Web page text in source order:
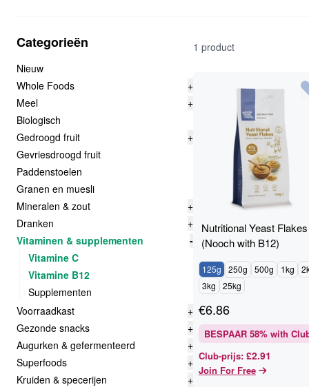
Categorieën
Nieuw
Whole Foods
+
Meel
+
Biologisch
Gedroogd fruit
+
Gevriesdroogd fruit
Paddenstoelen
Granen en muesli
Mineralen & zout
+
Dranken
+
Vitaminen & supplementen
-
Vitamine C
Vitamine B12
Supplementen
Voorraadkast
+
Gezonde snacks
+
Augurken & gefermenteerd
+
Superfoods
+
Kruiden & specerijen
+
1 product
Nutritional Yeast Flakes
(Nooch with B12)
125g 250g 500g 1kg
3kg
25kg
€6.86
BESPAAR 58% with
Club-prijs: £2.91
Join For Free